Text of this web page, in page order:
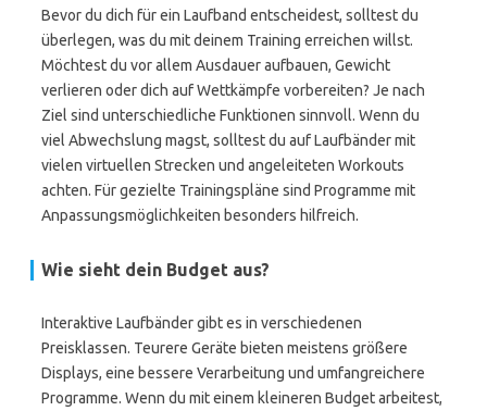
Bevor du dich für ein Laufband entscheidest, solltest du
überlegen, was du mit deinem Training erreichen willst.
Möchtest du vor allem Ausdauer aufbauen, Gewicht
verlieren oder dich auf Wettkämpfe vorbereiten? Je nach
Ziel sind unterschiedliche Funktionen sinnvoll. Wenn du
viel Abwechslung magst, solltest du auf Laufbänder mit
vielen virtuellen Strecken und angeleiteten Workouts
achten. Für gezielte Trainingspläne sind Programme mit
Anpassungsmöglichkeiten besonders hilfreich.
Wie sieht dein Budget aus?
Interaktive Laufbänder gibt es in verschiedenen
Preisklassen. Teurere Geräte bieten meistens größere
Displays, eine bessere Verarbeitung und umfangreichere
Programme. Wenn du mit einem kleineren Budget arbeitest,